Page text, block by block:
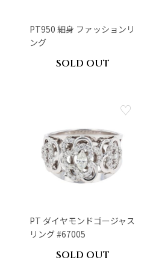
PT950 細身 ファッションリ
ング
SOLD OUT
PT ダイヤモンドゴージャス
リング #67005
SOLD OUT